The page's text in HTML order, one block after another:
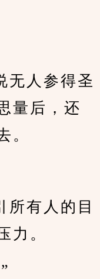
无人参得圣
量后，还
。
所有人的目
力。